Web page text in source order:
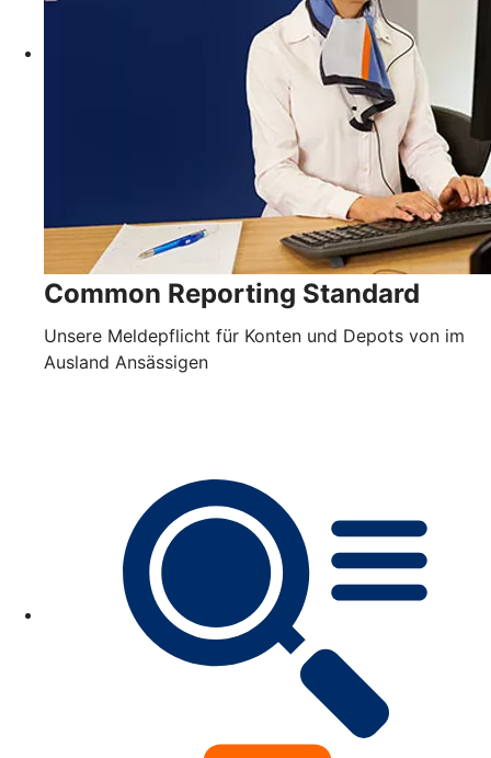
Common Reporting Standard
Unsere Meldepflicht für Konten und Depots von im
Ausland Ansässigen